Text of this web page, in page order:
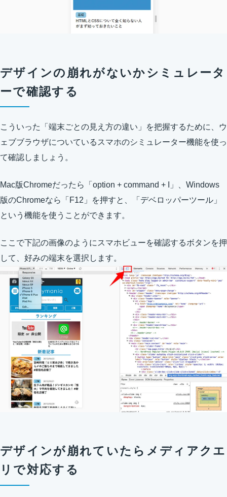
デザインの崩れがないかシミュレータ
ーで確認する
こういった「端末ごとの見え方の違い」を把握するために、ウ
ェブブラウザについているスマホのシミュレーター機能を使っ
て確認しましょう。
Mac版Chromeだったら「option + command + I」、Windows
版のChromeなら「F12」を押すと、「デベロッパーツール」
という機能を使うことができます。
ここで下記の画像のようにスマホビューを確認するボタンを押
して、好みの端末を選択します。
デザインが崩れていたらメディアクエ
リで対応する